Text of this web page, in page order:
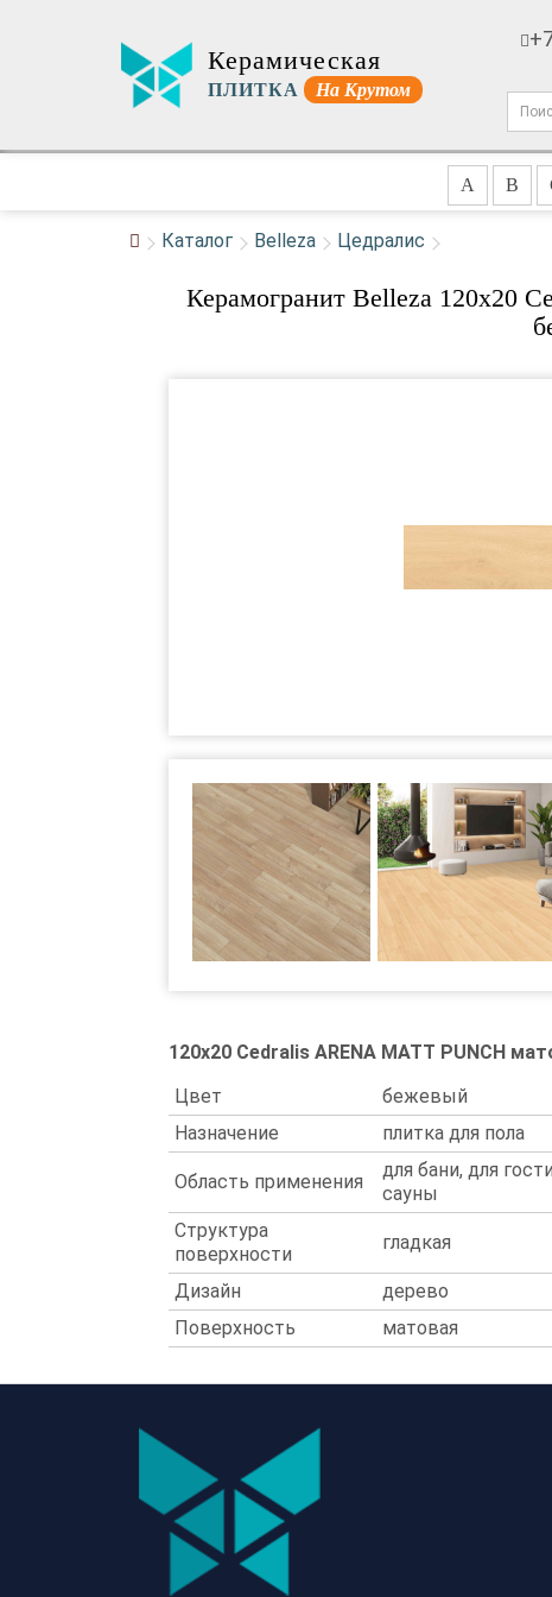
Керамическая
ПЛИТКА На Крутом
A B
Каталог Belleza Цедралис
Керамогранит Belleza 120x20
120x20 Cedralis ARENA MATT PUNCH
Цвет
бежевый
Назначение
плитка для пола
Область применения
для бани, для
сауны
Структура
поверхности
гладкая
Дизайн
дерево
Поверхность
матовая